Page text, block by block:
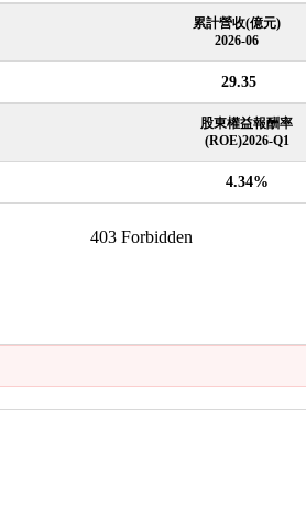
累計營收(億元)
2026-06
29.35
股東權益報酬率
(ROE)2026-Q1
4.34%